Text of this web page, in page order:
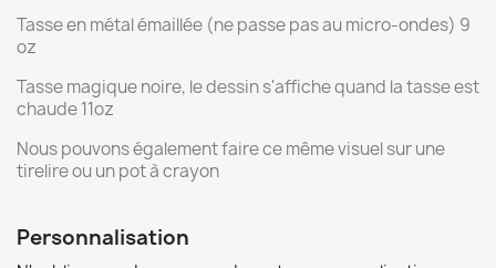
Tasse en métal émaillée (ne passe pas au micro-ondes) 9
oz
Tasse magique noire, le dessin s'affiche quand la tasse est
chaude 11oz
Nous pouvons également faire ce même visuel sur une
tirelire ou un pot à crayon
Personnalisation